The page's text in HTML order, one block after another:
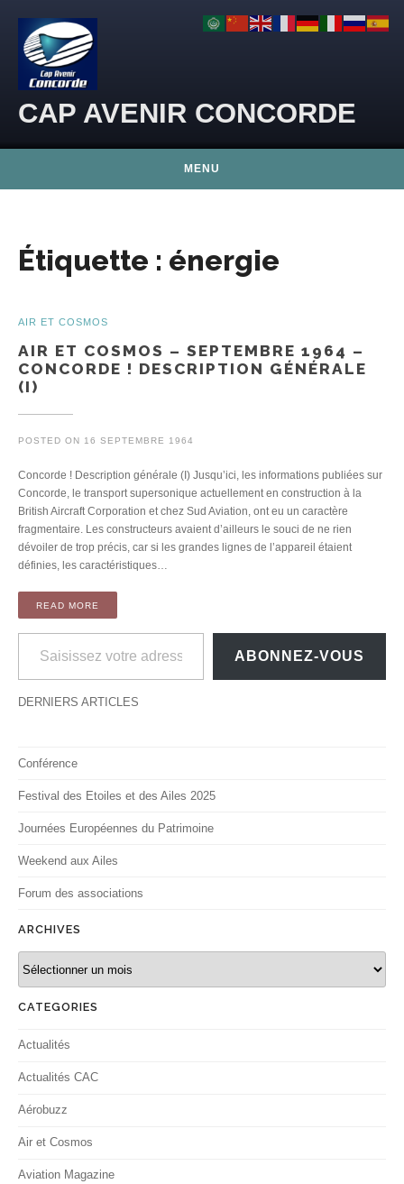
CAP AVENIR CONCORDE
MENU
Étiquette : énergie
AIR ET COSMOS
AIR ET COSMOS – SEPTEMBRE 1964 –
CONCORDE ! DESCRIPTION GÉNÉRALE
(I)
POSTED ON 16 SEPTEMBRE 1964
Concorde ! Description générale (I) Jusqu’ici, les informations publiées sur
Concorde, le transport supersonique actuellement en construction à la
British Aircraft Corporation et chez Sud Aviation, ont eu un caractère
fragmentaire. Les constructeurs avaient d’ailleurs le souci de ne rien
dévoiler de trop précis, car si les grandes lignes de l’appareil étaient
définies, les caractéristiques…
READ MORE
Saisissez votre adresse e-mail…
ABONNEZ-VOUS
DERNIERS ARTICLES
Conférence
Festival des Etoiles et des Ailes 2025
Journées Européennes du Patrimoine
Weekend aux Ailes
Forum des associations
ARCHIVES
CATEGORIES
Actualités
Actualités CAC
Aérobuzz
Air et Cosmos
Aviation Magazine